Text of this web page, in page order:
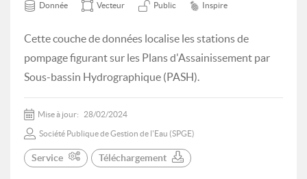
Donnée Vecteur Public Inspire
Cette couche de données localise les stations de
pompage figurant sur les Plans d'Assainissement par
Sous-bassin Hydrographique (PASH).
Mise à jour: 28/02/2024
Société Publique de Gestion de l'Eau (SPGE)
Service Téléchargement